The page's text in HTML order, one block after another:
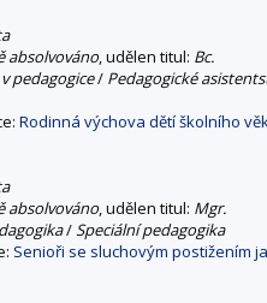
absolvováno, udělen titul: Bc.
pedagogice/ Pedagogické
Rodinná výchova dětí školního
absolvováno, udělen titul: Mgr.
/Speciální pedagogika
Senioři se sluchovým postižením